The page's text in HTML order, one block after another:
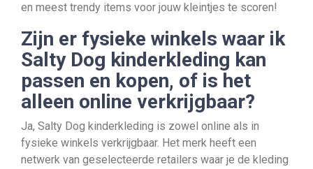
en meest trendy items voor jouw kleintjes te scoren!
Zijn er fysieke winkels waar ik
Salty Dog kinderkleding kan
passen en kopen, of is het
alleen online verkrijgbaar?
Ja, Salty Dog kinderkleding is zowel online als in
fysieke winkels verkrijgbaar. Het merk heeft een
netwerk van geselecteerde retailers waar je de kleding